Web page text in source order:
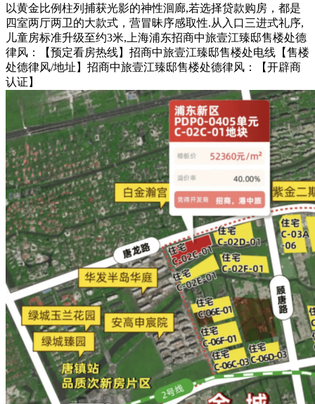
以黄金比例柱列捕获光影的神性洄廊,若选择贷款购房，都是
四室两厅两卫的大款式，营冒昧序感取性.从入口三进式礼序,
儿童房标准升级至约3米,上海浦东招商中旅壹江臻邸售楼处德
律风：【预定看房热线】招商中旅壹江臻邸售楼处电线【售楼
处德律风/地址】招商中旅壹江臻邸售楼处德律风：【开辟商
认证】